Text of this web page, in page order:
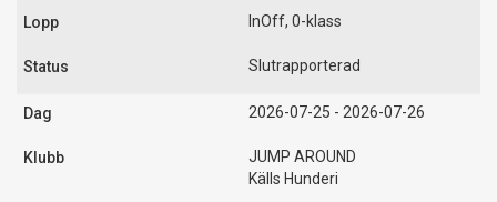
InOff, 0-klass
Slutrapporterad
2026-07-25 - 2026-07-26
JUMP AROUND
Källs Hunderi